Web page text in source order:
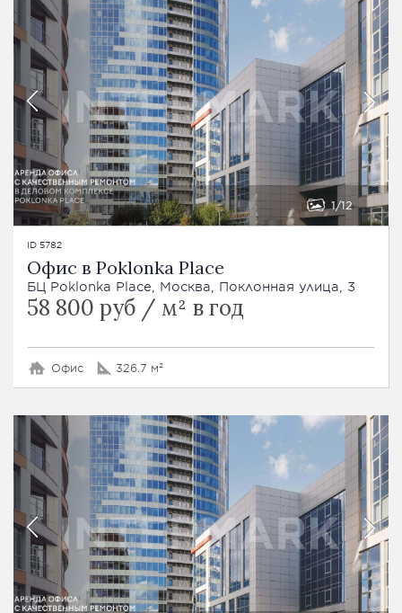
1 12
ID 5782
Офис в Poklonka Place
БЦ Poklonka Place, Москва, Поклонная улица, 3
58 800 руб / м² в год
Офис 326.7 м²